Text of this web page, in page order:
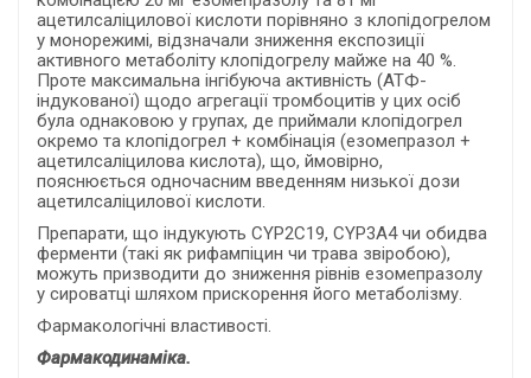
ацетилсаліцилової кислоти порівняно з клопідогрелом
у монорежимі, відзначали зниження експозиції
активного метаболіту клопідогрелу майже на 40 %.
Проте максимальна інгібуюча активність (АТФ-
індукованої) щодо агрегації тромбоцитів у цих осіб
була однаковою у групах, де приймали клопідогрел
окремо та клопідогрел + комбінація (езомепразол +
ацетилсаліцилова кислота), що, ймовірно,
пояснюється одночасним введенням низької дози
ацетилсаліцилової кислоти.
Препарати, що індукують CYP2C19, CYP3A4 чи обидва
ферменти (такі як рифампіцин чи трава звіробою),
можуть призводити до зниження рівнів езомепразолу
у сироватці шляхом прискорення його метаболізму.
Фармакологічні властивості.
Фармакодинаміка.